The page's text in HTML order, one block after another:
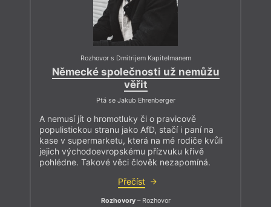
Rozhovor s Dmitrijem Kapitelmanem
Německé společnosti už nemůžu
věřit
Ptá se Jakub Ehrenberger
A nemusí jít o hromotluky či o pravicově
populistickou stranu jako AfD, stačí i paní na
kase v supermarketu, která na mé rodiče kvůli
jejich východoevropskému přízvuku křivě
pohlédne. Takové věci člověk nezapomíná.
Přečíst
Rozhovory– Rozhovor